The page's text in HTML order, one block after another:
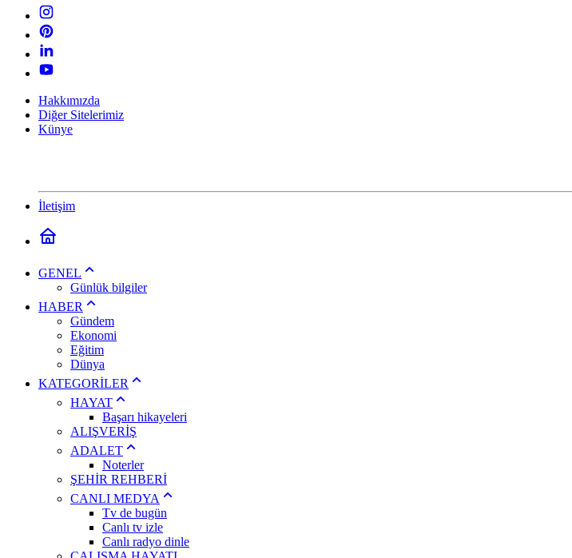
Hakkımızda
Diğer Sitelerimiz
Künye
İletişim
GENEL
Günlük bilgiler
HABER
Gündem
Ekonomi
Eğitim
Dünya
KATEGORİLER
HAYAT
Başarı hikayeleri
ALIŞVERİŞ
ADALET
Noterler
ŞEHİR REHBERİ
CANLI MEDYA
Tv de bugün
Canlı tv izle
Canlı radyo dinle